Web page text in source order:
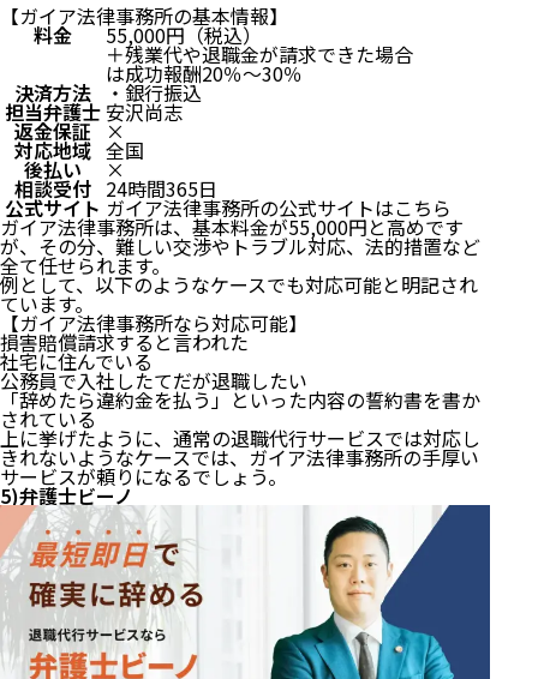
【ガイア法律事務所の基本情報】
料金 55,000円（税込）
＋残業代や退職金が請求できた場合
は成功報酬20％〜30％
決済方法 ・銀行振込
担当弁護士安沢尚志
返金保証 ×
対応地域 全国
後払い ×
相談受付 24時間365日
公式サイト ガイア法律事務所の公式サイトはこちら
ガイア法律事務所は、基本料金が55,000円と高めです
が、その分、難しい交渉やトラブル対応、法的措置など
全て任せられます。
例として、以下のようなケースでも対応可能と明記され
ています。
【ガイア法律事務所なら対応可能】
損害賠償請求すると言われた
社宅に住んでいる
公務員で入社したてだが退職したい
「辞めたら違約金を払う」といった内容の誓約書を書か
されている
上に挙げたように、通常の退職代行サービスでは対応し
きれないようなケースでは、ガイア法律事務所の手厚い
サービスが頼りになるでしょう。
5)弁護士ビーノ